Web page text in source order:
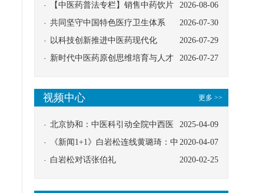
2026-08-06
【中医药普法专栏】销售中药饮片
应告知煎服方法及注意事项
2026-07-30
共同坚守中国特色医疗卫生体系
2026-07-29
以科技创新推进中医药现代化
2026-07-27
新时代中医药原创思维培育与人才
更多 >>
视频中心
2025-04-09
北京协和：中医科引动全院中西医
协同
2020-04-07
《新闻1+1》白岩松连线黄璐琦：中
医救治的临床效果
2020-02-25
白岩松对话张伯礼